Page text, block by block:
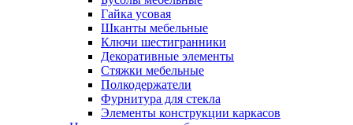
Гайка усовая
Шканты мебельные
Ключи шестигранники
Декоративные элементы
Стяжки мебельные
Полкодержатели
Фурнитура для стекла
Элементы конструкции каркасов